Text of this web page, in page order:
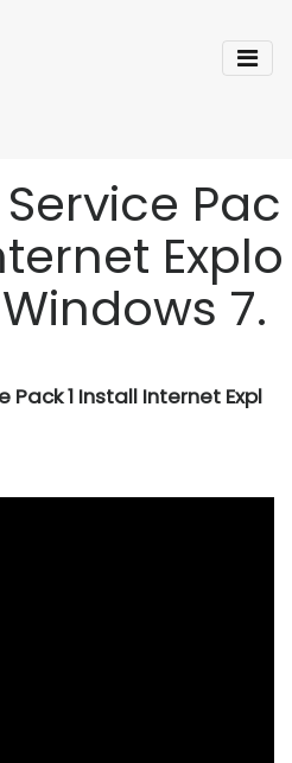
rer 9 على Windows 7.
Pack 1 Install Internet Expl